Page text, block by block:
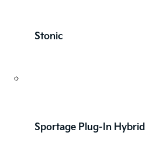
Stonic
Sportage Plug-In Hybrid